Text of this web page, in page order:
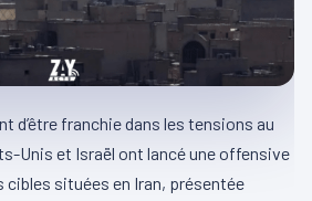
d’être franchie dans les tensions au
Unis et Israël ont lancé une offensive
situées en Iran, présentée